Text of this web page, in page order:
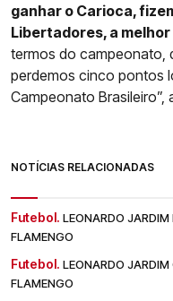
ganhar o Carioca,
Libertadores, a
termos do campeonato,
perdemos cinco pontos
Campeonato Brasileiro”,
NOTÍCIAS RELACIONADAS
Futebol. LEONARDO JARDIM
FLAMENGO
Futebol. LEONARDO JARDIM
FLAMENGO